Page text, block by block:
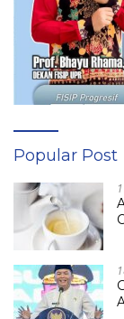
Popular Post